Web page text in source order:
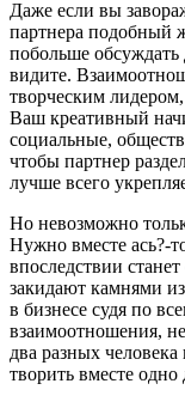
Даже если вы
партнера подобный
побольше
видите.
творческим
Ваш креативный
социальные,
чтобы партнер
лучше всего
Но невозможно
Нужно вместе ась?-
впоследствии
закидают камнями
в бизнесе судя по
взаимоотношения, не
два разных
творить вместе